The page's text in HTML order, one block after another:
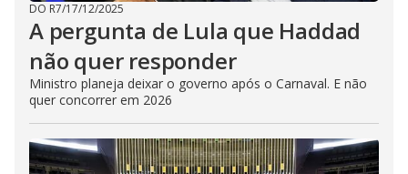
DO R7/17/12/2025
A pergunta de Lula que Haddad
não quer responder
Ministro planeja deixar o governo após o Carnaval. E não
quer concorrer em 2026